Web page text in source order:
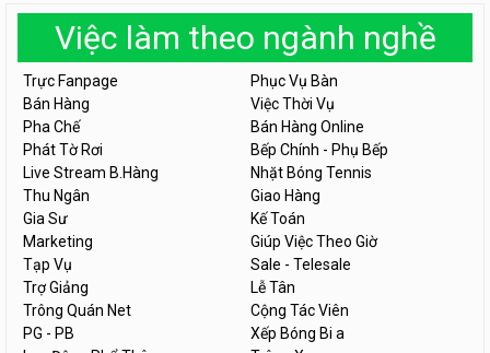
Việc làm theo ngành nghề
Trực Fanpage
Phục Vụ Bàn
Bán Hàng
Việc Thời Vụ
Pha Chế
Bán Hàng Online
Phát Tờ Rơi
Bếp Chính - Phụ Bếp
Live Stream B.Hàng
Nhặt Bóng Tennis
Thu Ngân
Giao Hàng
Gia Sư
Kế Toán
Marketing
Giúp Việc Theo Giờ
Tạp Vụ
Sale - Telesale
Trợ Giảng
Lễ Tân
Trông Quán Net
Cộng Tác Viên
PG - PB
Xếp Bóng Bi a